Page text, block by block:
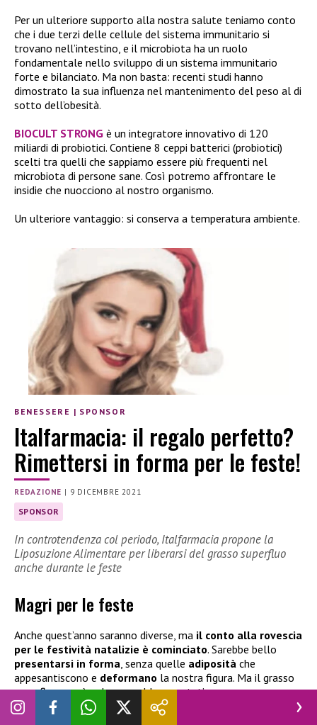
Per un ulteriore supporto alla nostra salute teniamo conto
che i due terzi delle cellule del sistema immunitario si
trovano nell’intestino, e il microbiota ha un ruolo
fondamentale nello sviluppo di un sistema immunitario
forte e bilanciato. Ma non basta: recenti studi hanno
dimostrato la sua influenza nel mantenimento del peso al di
sotto dell’obesità.
BIOCULT STRONG è un integratore innovativo di 120
miliardi di probiotici. Contiene 8 ceppi batterici (probiotici)
scelti tra quelli che sappiamo essere più frequenti nel
microbiota di persone sane. Così potremo affrontare le
insidie che nuocciono al nostro organismo.
Un ulteriore vantaggio: si conserva a temperatura ambiente.
BENESSERE | SPONSOR
Italfarmacia: il regalo perfetto?
Rimettersi in forma per le feste!
REDAZIONE | 9 DICEMBRE 2021
SPONSOR
In controtendenza col periodo, Italfarmacia propone la
Liposuzione Alimentare per liberarsi del grasso superfluo
anche durante le feste
Magri per le feste
Anche quest’anno saranno diverse, ma il conto alla rovescia
per le festività natalizie è cominciato. Sarebbe bello
presentarsi in forma , senza quelle adiposità che
appesantiscono e deformano la nostra figura. Ma il grasso
superfluo non è solo un problema estetico.
sovrappesoe l’ sono